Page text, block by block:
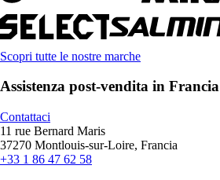
Scopri tutte le nostre marche
Assistenza post-vendita in Francia
Contattaci
11 rue Bernard Maris
37270 Montlouis-sur-Loire, Francia
+33 1 86 47 62 58